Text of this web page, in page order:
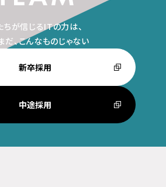
ちが信じるITの力は、
だ、こんなものじゃない
新卒採用
中途採用